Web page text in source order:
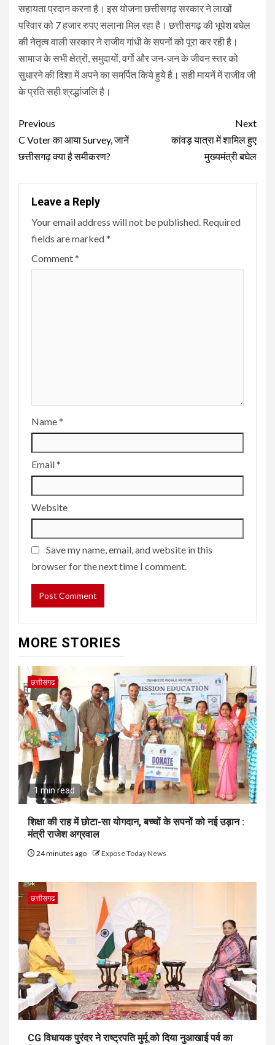
सहायता प्रदान करना है। इस योजना छत्तीसगढ़ सरकार ने लाखों
परिवार को 7 हजार रुपए सलाना मिल रहा है। छत्तीसगढ़ की भूपेश बघेल
की नेतृत्व वाली सरकार ने राजीव गांधी के सपनों को पूरा कर रही है।
सामाज के सभी क्षेत्रों, समुदायों, वर्गो और जन-जन के जीवन स्तर को
सुधारने की दिशा में अपने का समर्पित किये हुये है। सही मायनें में राजीव जी
के प्रति सही श्रद्धांजलि है।
Continue
Reading
Previous
C Voter का आया Survey, जानें
छत्तीसगढ़ क्या है समीकरण?
Next
कांवड़ यात्रा में शामिल हुए
मुख्यमंत्री बघेल
Leave a Reply
Your email address will not be published. Required
fields are marked*
Comment*
Name*
Email*
Website
Save my name, email, and website in this
browser for the next time I comment.
MORE STORIES
छत्तीसगढ
1 min read
शिक्षा की राह में छोटा-सा योगदान, बच्चों के सपनों को नई उड़ान :
मंत्री राजेश अग्रवाल
24 minutes ago Expose Today News
छत्तीसगढ
CG विधायक पुरंदर ने राष्ट्रपति मुर्मू को दिया नुआखाई पर्व का